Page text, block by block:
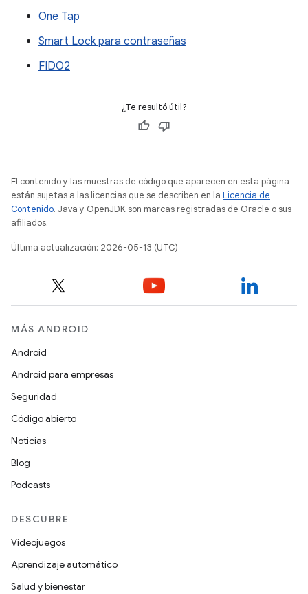
One Tap
Smart Lock para contraseñas
FIDO2
¿Te resultó útil?
El contenido y las muestras de código que aparecen en esta página
están sujetas a las licencias que se describen en la Licencia de
Contenido. Java y OpenJDK son marcas registradas de Oracle o sus
afiliados.
Última actualización: 2026-05-13 (UTC)
MÁS ANDROID
Android
Android para empresas
Seguridad
Código abierto
Noticias
Blog
Podcasts
DESCUBRE
Videojuegos
Aprendizaje automático
Salud y bienestar